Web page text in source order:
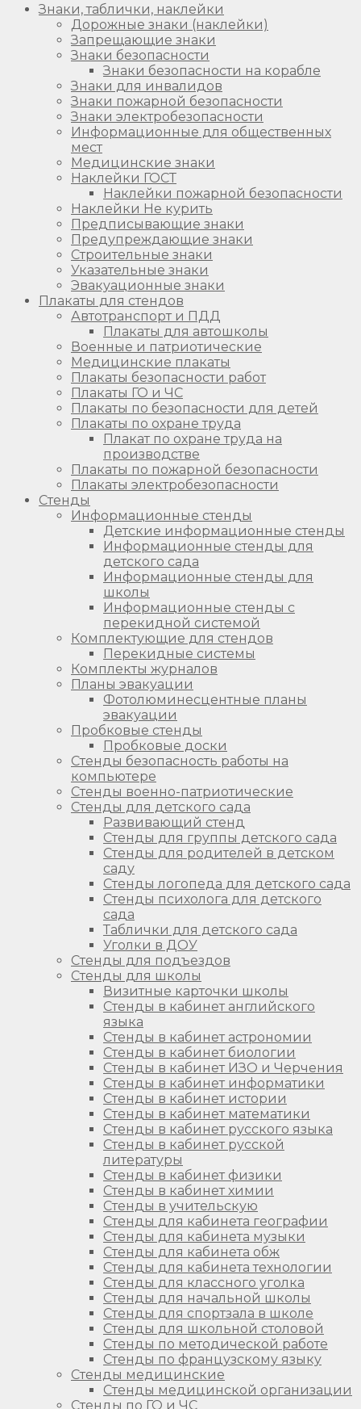
Знаки, таблички, наклейки
Дорожные знаки (наклейки)
Запрещающие знаки
Знаки безопасности
Знаки безопасности на корабле
Знаки для инвалидов
Знаки пожарной безопасности
Знаки электробезопасности
Информационные для общественных
мест
Медицинские знаки
Наклейки ГОСТ
Наклейки пожарной безопасности
Наклейки Не курить
Предписывающие знаки
Предупреждающие знаки
Строительные знаки
Указательные знаки
Эвакуационные знаки
Плакаты для стендов
Автотранспорт и ПДД
Плакаты для автошколы
Военные и патриотические
Медицинские плакаты
Плакаты безопасности работ
Плакаты ГО и ЧС
Плакаты по безопасности для детей
Плакаты по охране труда
Плакат по охране труда на
производстве
Плакаты по пожарной безопасности
Плакаты электробезопасности
Стенды
Информационные стенды
Детские информационные стенды
Информационные стенды для
детского сада
Информационные стенды для
школы
Информационные стенды с
перекидной системой
Комплектующие для стендов
Перекидные системы
Комплекты журналов
Планы эвакуации
Фотолюминесцентные планы
эвакуации
Пробковые стенды
Пробковые доски
Стенды безопасность работы на
компьютере
Стенды военно-патриотические
Стенды для детского сада
Развивающий стенд
Стенды для группы детского сада
Стенды для родителей в детском
саду
Стенды логопеда для детского сада
Стенды психолога для детского
сада
Таблички для детского сада
Уголки в ДОУ
Стенды для подъездов
Стенды для школы
Визитные карточки школы
Стенды в кабинет английского
языка
Стенды в кабинет астрономии
Стенды в кабинет биологии
Стенды в кабинет ИЗО и Черчения
Стенды в кабинет информатики
Стенды в кабинет истории
Стенды в кабинет математики
Стенды в кабинет русского языка
Стенды в кабинет русской
литературы
Стенды в кабинет физики
Стенды в кабинет химии
Стенды в учительскую
Стенды для кабинета географии
Стенды для кабинета музыки
Стенды для кабинета обж
Стенды для кабинета технологии
Стенды для классного уголка
Стенды для начальной школы
Стенды для спортзала в школе
Стенды для школьной столовой
Стенды по методической работе
Стенды по французскому языку
Стенды медицинские
Стенды медицинской организации
Стенды по ГО и ЧС